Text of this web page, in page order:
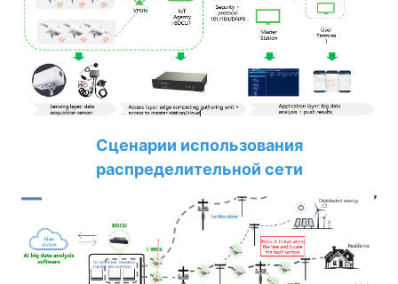
Сценарии использования
распределительной сети